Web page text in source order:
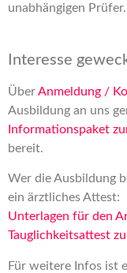
unabhängigen Prüfer.
Interesse
ÜberAnmeldung /
Ausbildung an uns
Informationspaket
bereit.
Wer die Ausbildung
ein ärztliches Attest:
Unterlagen für den
Tauglichkeitsattest
Für weitere Infos ist